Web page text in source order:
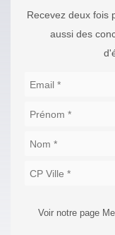
Recevez deux fois
aussi des
Voir notre page